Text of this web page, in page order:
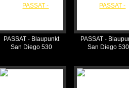
PASSAT - Blaupunkt
San Diego 530
PASSAT -
San Diego 530